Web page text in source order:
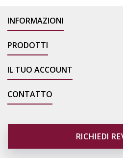
INFORMAZIONI
PRODOTTI
IL TUO ACCOUNT
CONTATTO
RICHIEDI